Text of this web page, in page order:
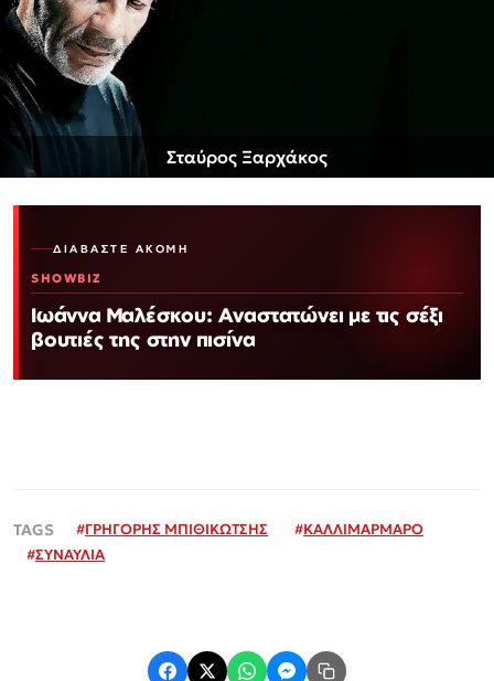
Σταύρος Ξαρχάκος
ΔΙΑΒΆΣΤΕ ΑΚΌΜΗ
SHOWBIZ
Ιωάννα Μαλέσκου: Αναστατώνει με τις σέξι
βουτιές της στην πισίνα
#ΓΡΗΓΟΡΗΣ ΜΠΙΘΙΚΩΤΣΗΣ #ΚΑΛΛΙΜΑΡΜΑΡΟ
#ΣΥΝΑΥΛΙΑ